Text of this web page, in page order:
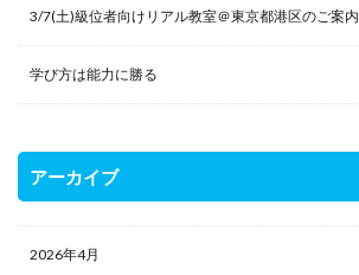
3/7(土)級位者向けリアル教室＠東京都港区のご案内
学び方は能力に勝る
アーカイブ
2026年4月